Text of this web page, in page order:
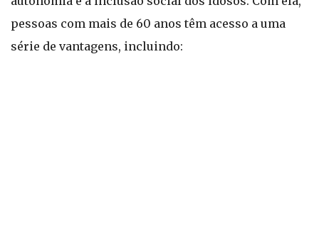
pessoas com mais de 60 anos têm acesso a uma
série de vantagens, incluindo: